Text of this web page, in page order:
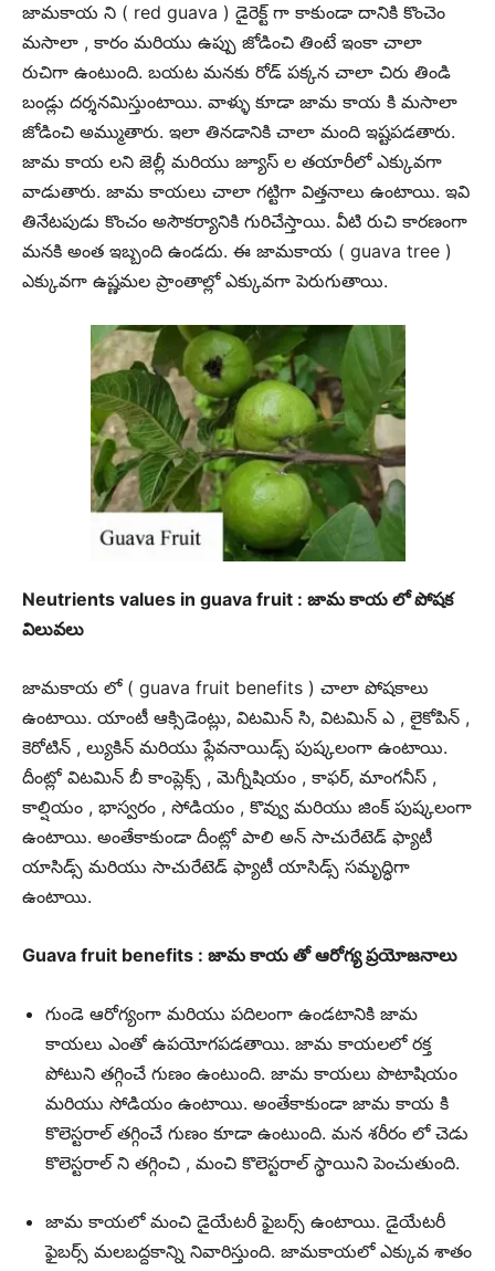
జామకాయ ని ( red guava ) డైరెక్ట్ గా కాకుండా దానికి కొంచెం
మసాలా , కారం మరియు ఉప్పు జోడించి తింటే ఇంకా చాలా
రుచిగా ఉంటుంది. బయట మనకు రోడ్ పక్కన చాలా చిరు తిండి
బండ్లు దర్శనమిస్తుంటాయి. వాళ్ళు కూడా జామ కాయ కి మసాలా
జోడించి అమ్ముతారు. ఇలా తినడానికి చాలా మంది ఇష్టపడతారు.
జామ కాయ లని జెల్లీ మరియు జ్యూస్ ల తయారీలో ఎక్కువగా
వాడుతారు. జామ కాయలు చాలా గట్టిగా విత్తనాలు ఉంటాయి. ఇవి
తినేటపుడు కొంచం అసౌకర్యానికి గురిచేస్తాయి. వీటి రుచి కారణంగా
మనకి అంత ఇబ్బంది ఉండదు. ఈ జామకాయ ( guava tree )
ఎక్కువగా ఉష్ణమల ప్రాంతాల్లో ఎక్కువగా పెరుగుతాయి.
Neutrients values in guava fruit : జామ కాయ లో పోషక
విలువలు
జామకాయ లో ( guava fruit benefits ) చాలా పోషకాలు
ఉంటాయి. యాంటీ ఆక్సిడెంట్లు, విటమిన్ సి, విటమిన్ ఎ , లైకోపిన్ ,
కెరోటిన్ , ల్యుకిన్ మరియు ఫ్లేవనాయిడ్స్ పుష్కలంగా ఉంటాయి.
దీంట్లో విటమిన్ బీ కాంప్లెక్స్ , మెగ్నీషియం , కాఫర్, మాంగనీస్ ,
కాల్షియం , భాస్వరం , సోడియం , కొవ్వు మరియు జింక్ పుష్కలంగా
ఉంటాయి. అంతేకాకుండా దీంట్లో పాలి అన్ సాచురేటెడ్ ఫ్యాటీ
యాసిడ్స్ మరియు సాచురేటెడ్ ఫ్యాటీ యాసిడ్స్ సమృద్ధిగా
ఉంటాయి.
Guava fruit benefits : జామ కాయ తో ఆరోగ్య ప్రయోజనాలు
గుండె ఆరోగ్యంగా మరియు పదిలంగా ఉండటానికి జామ
కాయలు ఎంతో ఉపయోగపడతాయి. జామ కాయలలో రక్త
పోటుని తగ్గించే గుణం ఉంటుంది. జామ కాయలు పొటాషియం
మరియు సోడియం ఉంటాయి. అంతేకాకుండా జామ కాయ కి
కొలెస్టరాల్ తగ్గించే గుణం కూడా ఉంటుంది. మన శరీరం లో చెడు
కొలెస్టరాల్ ని తగ్గించి , మంచి కొలెస్టరాల్ స్థాయిని పెంచుతుంది.
జామ కాయలో మంచి డైయేటరీ ఫైబర్స్ ఉంటాయి. డైయేటరీ
ఫైబర్స్ మలబద్దకాన్ని నివారిస్తుంది. జామకాయలో ఎక్కువ శాతం